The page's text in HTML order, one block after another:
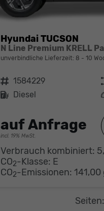
Hyundai TUCSON
unverbindliche Lieferzeit: 8 - 10
Fahrzeugnr. 1584229
Kraftstoff
Diesel
auf Anfrage
incl. 19% MwSt.
Verbrauch kombiniert:
CO2-Klasse: E
CO2-Emissionen:
Seiten: